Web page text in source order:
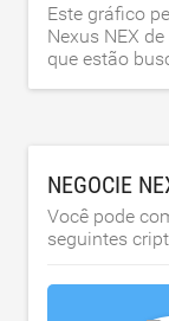
Este gráfico
Nexus NEX
que estão
NEGOCIE
Você pode
seguintes